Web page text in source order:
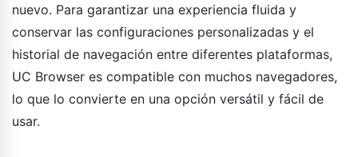
nuevo. Para garantizar una experiencia fluida y
conservar las configuraciones personalizadas y el
historial de navegación entre diferentes plataformas,
UC Browser es compatible con muchos navegadores,
lo que lo convierte en una opción versátil y fácil de
usar.